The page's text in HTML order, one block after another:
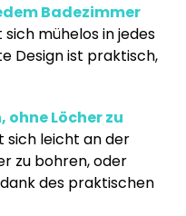
Badezimmer
mühelos in jedes
Design ist praktisch,
ohne Löcher zu
sich leicht an der
zu bohren, oder
des praktischen